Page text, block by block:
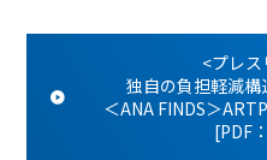
<プレ
独自の負担軽減構
＜ANA FINDS＞
[PDF